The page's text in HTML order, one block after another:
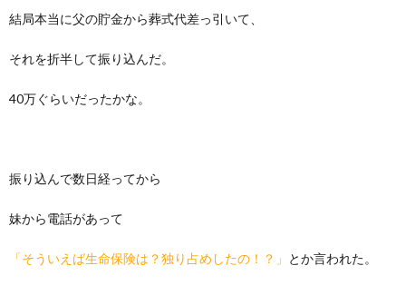
結局本当に父の貯金から葬式代差っ引いて、
それを折半して振り込んだ。
40万ぐらいだったかな。
振り込んで数日経ってから
妹から電話があって
「そういえば生命保険は？独り占めしたの！？」 とか言われた。